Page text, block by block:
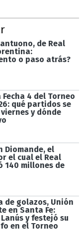
de Real
o paso atrás?
Fecha 4 del Torneo
qué partidos se
y dónde
Diomande, el
el cual el Real
140 millones de
de golazos, Unión
en Santa Fe:
y festejó su
en el Torneo